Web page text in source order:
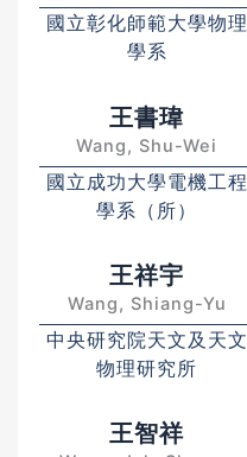
國立彰化師範大學物理
學系
王書瑋
Wang, Shu-Wei
國立成功大學電機工程
學系（所）
王祥宇
Wang, Shiang-Yu
中央研究院天文及天文
物理研究所
王智祥